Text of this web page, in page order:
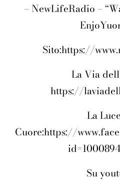
– NewLifeRadio –
Sito:https://
La Via
https://
La
Cuore:https://
Su